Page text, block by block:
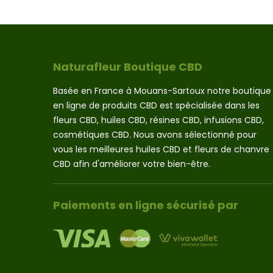
peuvent
choisies
sur
la
page
du
produit
Naturafleur Boutique CBD
Basée en France à Mouans-Sartoux notre boutique
en ligne de produits CBD est spécialisée dans les
fleurs CBD, huiles CBD, résines CBD, infusions CBD,
cosmétiques CBD. Nous avons sélectionné pour
vous les meilleures huiles CBD et fleurs de chanvre
CBD afin d'améliorer votre bien-être.
Paiements en ligne sécurisé par